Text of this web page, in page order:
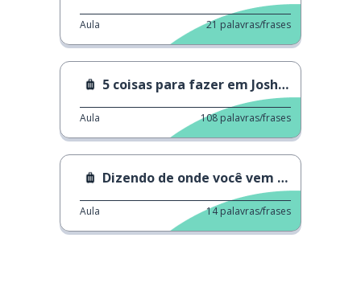
Aula 21 palavras/frases
5 coisas para fazer em Joshua Tree
Aula 108 palavras/frases
Dizendo de onde você vem 1 2
Aula 14 palavras/frases